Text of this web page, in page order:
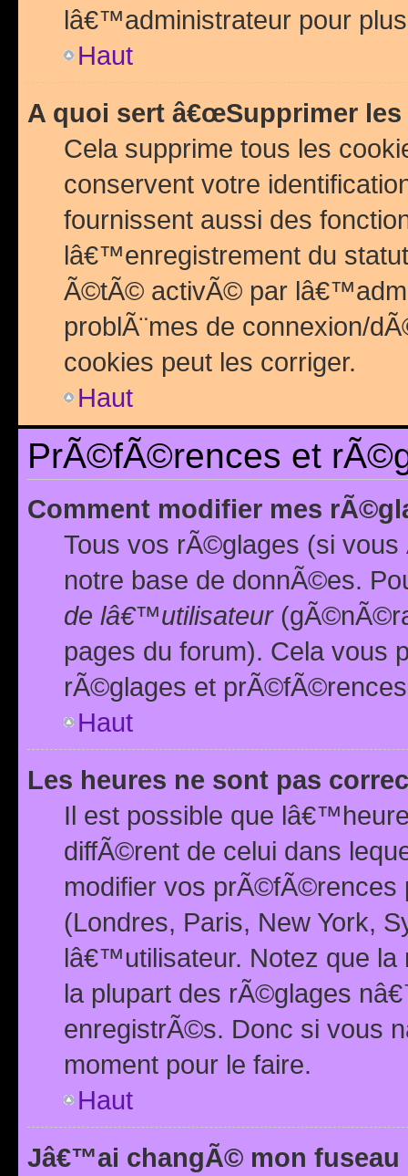
lâ€™administrateur pour
Haut
A quoi sert â€œSupprimer les
Cela supprime tous les
conservent votre
fournissent aussi des
lâ€™enregistrement du
Ã©tÃ© activÃ© par
problÃ¨mes de connexion/
cookies peut les corriger.
Haut
PrÃ©fÃ©rences et
Comment modifier mes
Tous vos rÃ©glages (si
notre base de donnÃ©es.
de lâ€™utilisateur
pages du forum). Cela vous
rÃ©glages et
Haut
Les heures ne sont pas
Il est possible que
diffÃ©rent de celui dans
modifier vos prÃ©fÃ©rences
(Londres, Paris, New York,
lâ€™utilisateur. Notez que la
la plupart des rÃ©glages
enregistrÃ©s. Donc si vous
moment pour le faire.
Haut
Jâ€™ai changÃ© mon